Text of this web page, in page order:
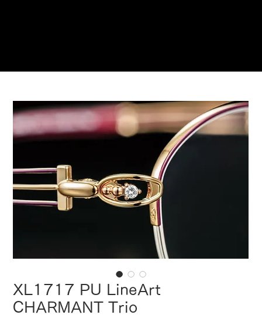
XL1717 PU LineArt
CHARMANT Trio